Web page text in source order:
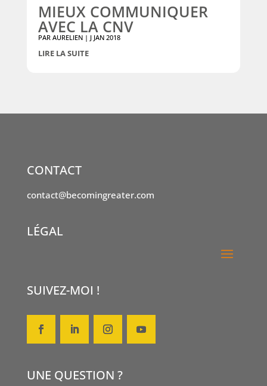
MIEUX COMMUNIQUER
AVEC LA CNV
PAR AURELIEN| J JAN 2018
LIRE LA SUITE
CONTACT
contact@becomingreater.com
LÉGAL
SUIVEZ-MOI !
UNE QUESTION ?